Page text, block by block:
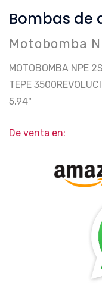
Bombas de
Motobomba
MOTOBOMBA NPE
TEPE
5.94"
De venta en: